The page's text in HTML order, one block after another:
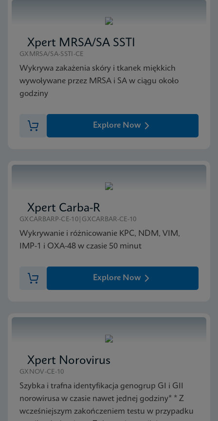
Xpert MRSA/SA SSTI
GXMRSA/SA-SSTI-CE
Wykrywa zakażenia skóry i tkanek miękkich
wywoływane przez MRSA i SA w ciągu około
godziny
Explore Now
Xpert Carba-R
GXCARBARP-CE-10|GXCARBAR-CE-10
Wykrywanie i różnicowanie KPC, NDM, VIM,
IMP-1 i OXA-48 w czasie 50 minut
Explore Now
Xpert Norovirus
GXNOV-CE-10
Szybka i trafna identyfikacja genogrup GI i GII
norowirusa w czasie nawet jednej godziny* * Z
wcześniejszym zakończeniem testu w przypadku